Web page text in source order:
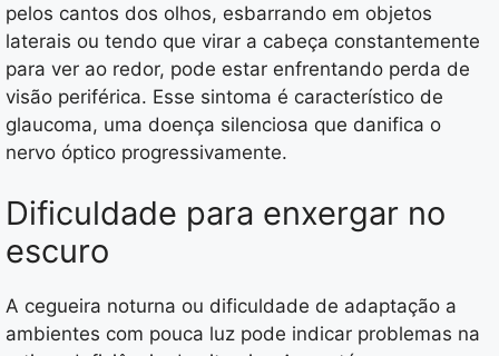
pelos cantos dos olhos, esbarrando em objetos
laterais ou tendo que virar a cabeça constantemente
para ver ao redor, pode estar enfrentando perda de
visão periférica. Esse sintoma é característico de
glaucoma, uma doença silenciosa que danifica o
nervo óptico progressivamente.
Dificuldade para enxergar no
escuro
A cegueira noturna ou dificuldade de adaptação a
ambientes com pouca luz pode indicar problemas na